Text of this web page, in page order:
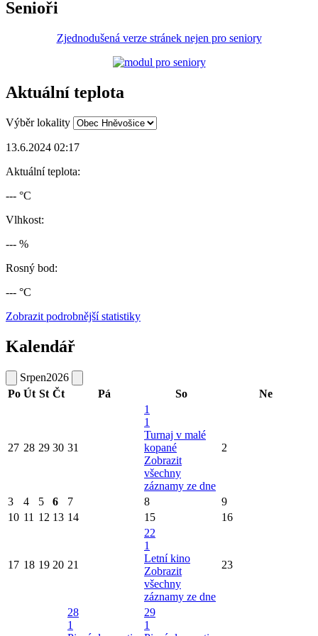
Senioři
Zjednodušená verze stránek nejen pro seniory
Aktuální teplota
Výběr lokality
13.6.2024 02:17
Aktuální teplota:
--- °C
Vlhkost:
--- %
Rosný bod:
--- °C
Zobrazit podrobnější statistiky
Kalendář
Srpen2026
Po Út St Čt Pá So Ne
27 28 29 30 31
1
1
Turnaj v malé
kopané
Zobrazit
všechny
záznamy ze dne
2
3 4 5 6 7 8
9
10 11 12 13 14 15 16
17 18 19 20 21
22
1
Letní kino
Zobrazit
všechny
záznamy ze dne
23
28
1
29
1